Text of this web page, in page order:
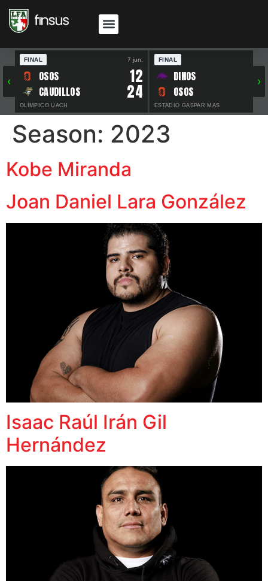
‹
FINAL 7 jun.
OSOS 12
CAUDILLOS 24
OLÍMPICO UACH
FINAL
DINOS
OSOS
ESTADIO GASPAR MAS
›
Season: 2023
Kobe Miranda
Joan Daniel Lara González
Isaac Raúl Irán Gil
Hernández